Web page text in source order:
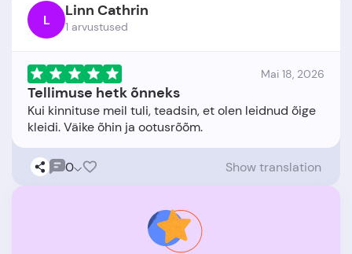
L Linn Cathrin
1 arvustused
Mai 18, 2026
Tellimuse hetk õnneks
Kui kinnituse meil tuli, teadsin, et olen leidnud õige
0 Show translation